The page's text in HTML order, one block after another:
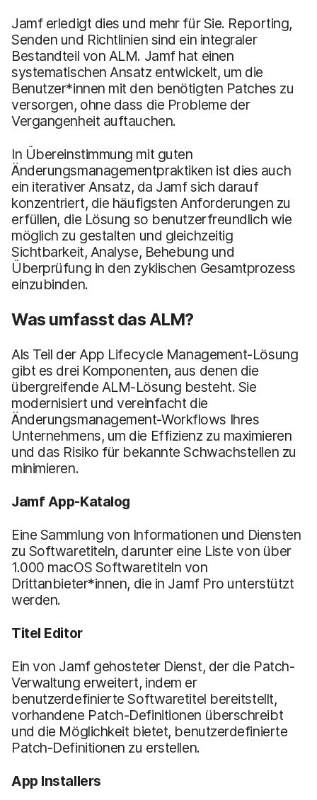
Jamf erledigt dies und mehr für Sie. Reporting,
Senden und Richtlinien sind ein integraler
Bestandteil von ALM. Jamf hat einen
systematischen Ansatz entwickelt, um die
Benutzer*innen mit den benötigten Patches zu
versorgen, ohne dass die Probleme der
Vergangenheit auftauchen.
In Übereinstimmung mit guten
Änderungsmanagementpraktiken ist dies auch
ein iterativer Ansatz, da Jamf sich darauf
konzentriert, die häufigsten Anforderungen zu
erfüllen, die Lösung so benutzerfreundlich wie
möglich zu gestalten und gleichzeitig
Sichtbarkeit, Analyse, Behebung und
Überprüfung in den zyklischen Gesamtprozess
einzubinden.
Was umfasst das ALM?
Als Teil der App Lifecycle Management-Lösung
gibt es drei Komponenten, aus denen die
übergreifende ALM-Lösung besteht. Sie
modernisiert und vereinfacht die
Änderungsmanagement-Workflows Ihres
Unternehmens, um die Effizienz zu maximieren
und das Risiko für bekannte Schwachstellen zu
minimieren.
Jamf App-Katalog
Eine Sammlung von Informationen und Diensten
zu Softwaretiteln, darunter eine Liste von über
1.000 macOS Softwaretiteln von
Drittanbieter*innen, die in Jamf Pro unterstützt
werden.
Titel Editor
Ein von Jamf gehosteter Dienst, der die Patch-
Verwaltung erweitert, indem er
benutzerdefinierte Softwaretitel bereitstellt,
vorhandene Patch-Definitionen überschreibt
und die Möglichkeit bietet, benutzerdefinierte
Patch-Definitionen zu erstellen.
App Installers